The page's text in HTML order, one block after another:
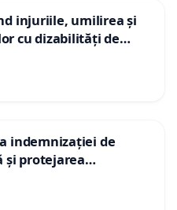
injuriile, umilirea și
cu dizabilități de
indemnizației de
și protejarea
asistenții